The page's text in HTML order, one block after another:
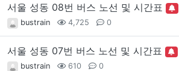
서울 성동 08번 버스 노선 및 시간표
bustrain 4,725 0
서울 성동 07번 버스 노선 및 시간표
bustrain 610 0